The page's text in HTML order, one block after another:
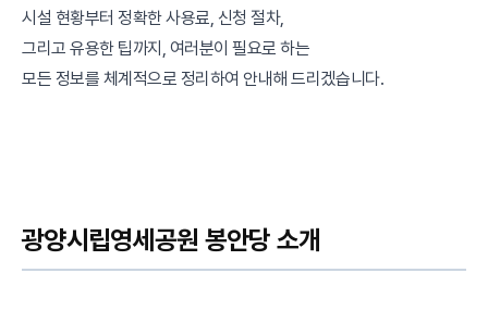
시설 현황부터 정확한 사용료, 신청 절차,
그리고 유용한 팁까지, 여러분이 필요로 하는
모든 정보를 체계적으로 정리하여 안내해 드리겠습니다.
광양시립영세공원 봉안당 소개